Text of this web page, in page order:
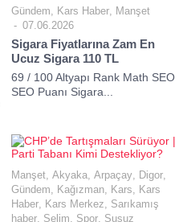
Gündem, Kars Haber, Manşet
07.06.2026
Sigara Fiyatlarına Zam En
Ucuz Sigara 110 TL
69 / 100 Altyapı Rank Math SEO
SEO Puanı Sigara...
Manşet, Akyaka, Arpaçay, Digor,
Gündem, Kağızman, Kars, Kars
Haber, Kars Merkez, Sarıkamış
haber, Selim, Spor, Susuz